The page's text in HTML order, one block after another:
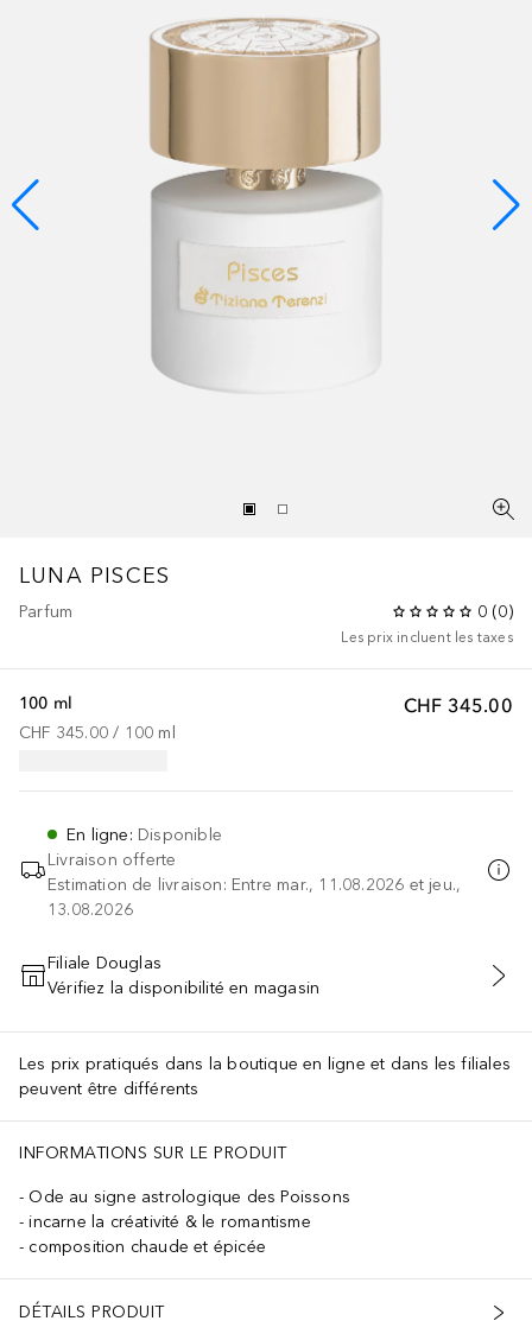
LUNA PISCES
Parfum 0 (0)
Les prix incluent les taxes
CHF 345.00
100 ml
CHF 345.00 / 100 ml
En ligne: Disponible
Livraison offerte
Estimation de livraison: Entre mar., 11.08.2026 et jeu.,
13.08.2026
AJOUTER AU PANIER
Filiale Douglas
Vérifiez la disponibilité en magasin
Les prix pratiqués dans la boutique en ligne et dans les filiales
peuvent être différents
INFORMATIONS SUR LE PRODUIT
Ode au signe astrologique des Poissons
incarne la créativité & le romantisme
composition chaude et épicée
DÉTAILS PRODUIT